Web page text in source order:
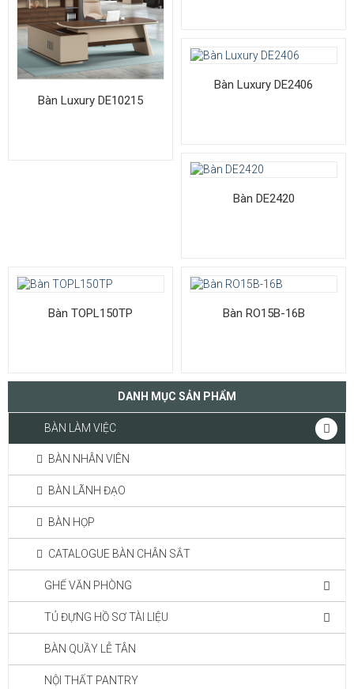
Bàn Luxury DE10215
Bàn Luxury DE2406
Bàn DE2420
Bàn TOPL150TP Bàn RO15B-16B
DANH MỤC SẢN PHẨM
BÀN LÀM VIỆC
BÀN NHÂN VIÊN
BÀN LÃNH ĐẠO
BÀN HỌP
CATALOGUE BÀN CHÂN SẮT
GHẾ VĂN PHÒNG
TỦ ĐỰNG HỒ SƠ TÀI LIỆU
BÀN QUẦY LỄ TÂN
NỘI THẤT PANTRY